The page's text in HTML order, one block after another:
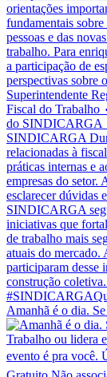
Amanhã é o dia.